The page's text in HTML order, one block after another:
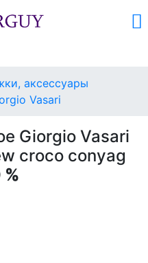
аксессуары
Vasari
Giorgio Vasari
croco conyag